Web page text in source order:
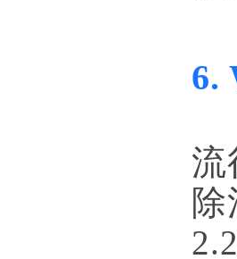
6.
流